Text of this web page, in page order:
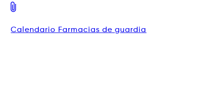
Calendario Farmacias de guardia